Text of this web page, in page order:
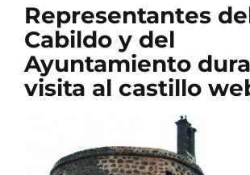
TURISMO
CONTACTO
Representantes
Cabildo y del
Ayuntamiento
visita al castillo